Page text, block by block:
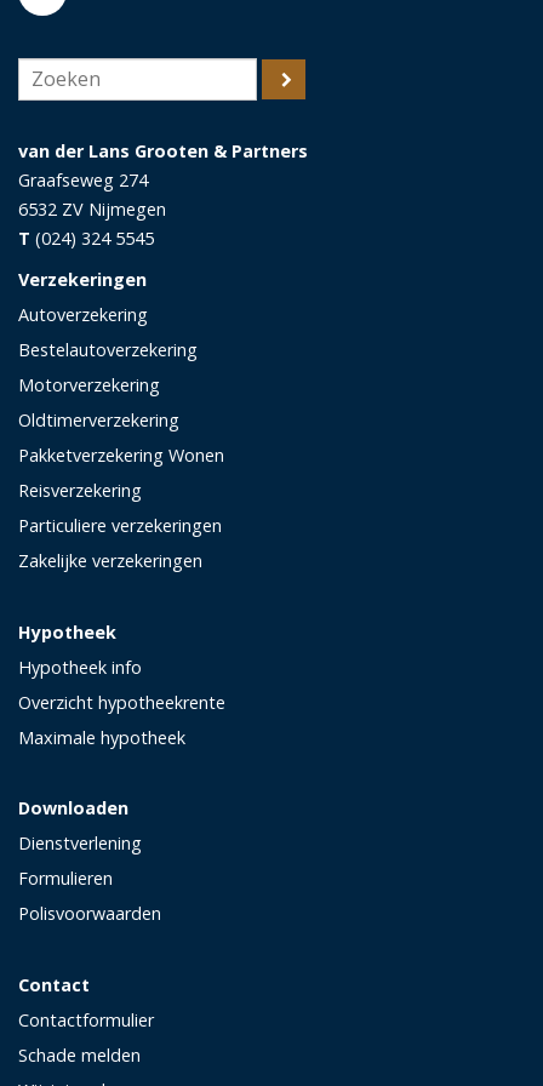
van der Lans Grooten & Partners
Graafseweg 274
6532 ZV Nijmegen
T (024) 324 5545
Verzekeringen
Autoverzekering
Bestelautoverzekering
Motorverzekering
Oldtimerverzekering
Pakketverzekering Wonen
Reisverzekering
Particuliere verzekeringen
Zakelijke verzekeringen
Hypotheek
Hypotheek info
Overzicht hypotheekrente
Maximale hypotheek
Downloaden
Dienstverlening
Formulieren
Polisvoorwaarden
Contact
Contactformulier
Schade melden